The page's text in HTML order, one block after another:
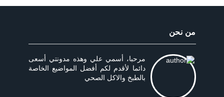
من نحن
مرحبا، أسمي علي وهذه مدونتي أسعى
دائما لأقدم لكم أفضل المواضيع الخاصة
بالطبخ والاكل الصحي